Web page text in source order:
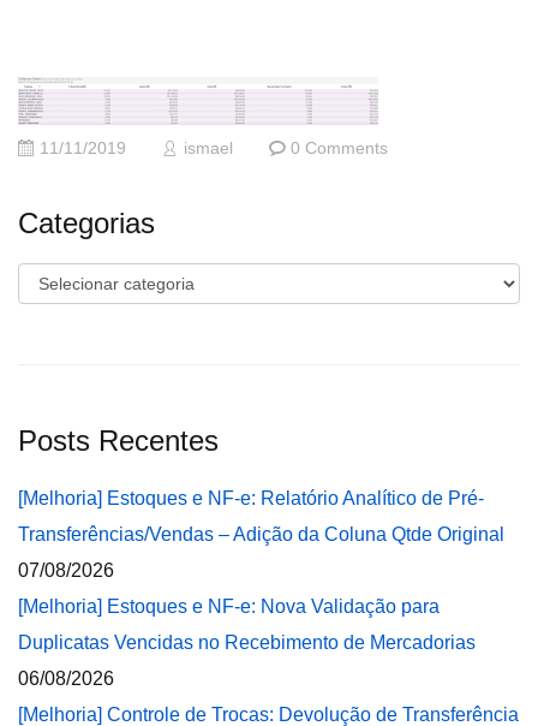
11/11/2019 ismael 0 Comments
Categorias
Categorias
Posts Recentes
[Melhoria] Estoques e NF-e: Relatório Analítico de Pré-
Transferências/Vendas – Adição da Coluna Qtde Original
07/08/2026
[Melhoria] Estoques e NF-e: Nova Validação para
Duplicatas Vencidas no Recebimento de Mercadorias
06/08/2026
[Melhoria] Controle de Trocas: Devolução de Transferência